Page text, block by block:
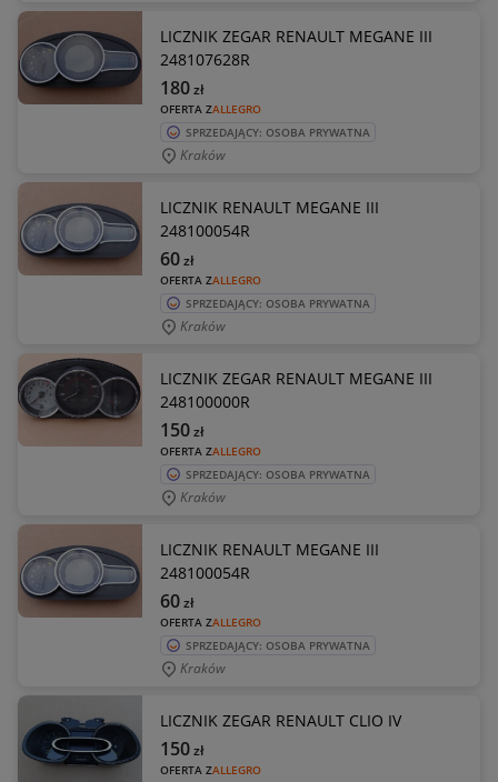
LICZNIK ZEGAR RENAULT MEGANE III
248107628R
OFERTA ZALLEGRO
180zł
SPRZEDAJĄCY: OSOBA PRYWATNA
Kraków
LICZNIK RENAULT MEGANE III
248100054R
OFERTA ZALLEGRO
60zł
SPRZEDAJĄCY: OSOBA PRYWATNA
Kraków
LICZNIK ZEGAR RENAULT MEGANE III
248100000R
OFERTA ZALLEGRO
150zł
SPRZEDAJĄCY: OSOBA PRYWATNA
Kraków
LICZNIK RENAULT MEGANE III
248100054R
OFERTA ZALLEGRO
60zł
SPRZEDAJĄCY: OSOBA PRYWATNA
Kraków
LICZNIK ZEGAR RENAULT CLIO IV
OFERTA ZALLEGRO
150zł